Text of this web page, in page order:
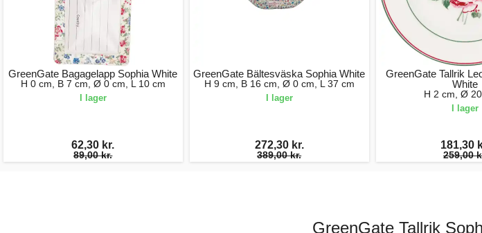
GreenGate Bagagelapp Sophia White
H 0 cm, B 7 cm, Ø 0 cm, L 10 cm
I lager
62,30 kr.
89,00 kr.
GreenGate Bältesväska Sophia White
H 9 cm, B 16 cm, Ø 0 cm, L 37 cm
I lager
272,30 kr.
389,00 kr.
GreenGate Tallrik
White
H 2 cm, Ø
I lager
181,30
259,00
GreenGate Tallrik